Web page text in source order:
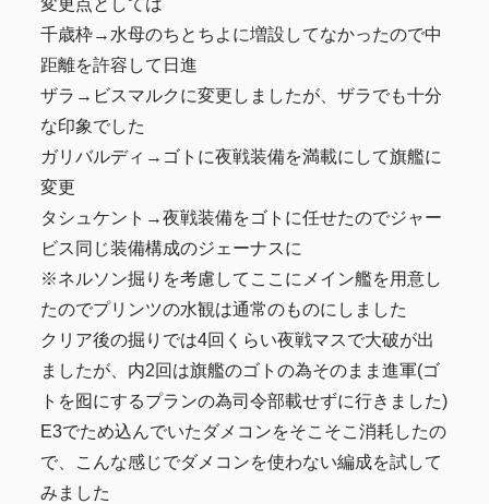
変更点としては
千歳枠→水母のちとちよに増設してなかったので中
距離を許容して日進
ザラ→ビスマルクに変更しましたが、ザラでも十分
な印象でした
ガリバルディ→ゴトに夜戦装備を満載にして旗艦に
変更
タシュケント→夜戦装備をゴトに任せたのでジャー
ビス同じ装備構成のジェーナスに
※ネルソン掘りを考慮してここにメイン艦を用意し
たのでプリンツの水観は通常のものにしました
クリア後の掘りでは4回くらい夜戦マスで大破が出
ましたが、内2回は旗艦のゴトの為そのまま進軍(ゴ
トを囮にするプランの為司令部載せずに行きました)
E3でため込んでいたダメコンをそこそこ消耗したの
で、こんな感じでダメコンを使わない編成を試して
みました